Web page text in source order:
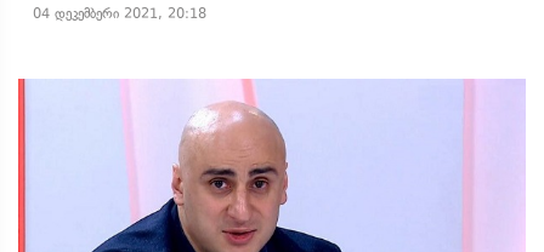
04 დეკემბერი 2021, 20:18